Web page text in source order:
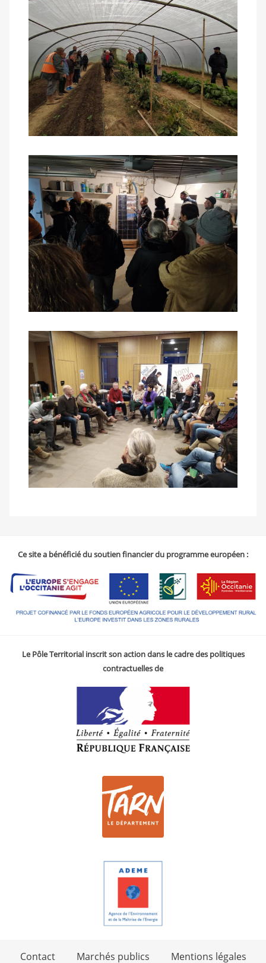
Ce site a bénéficié du soutien financier du programme européen :
Le Pôle Territorial inscrit son action dans le cadre des politiques
contractuelles de
Contact Marchés publics Mentions légales